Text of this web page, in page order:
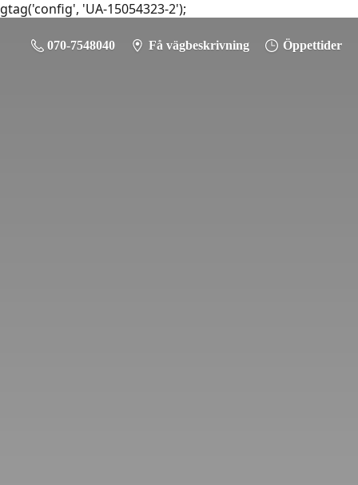
gtag('config', 'UA-15054323-2');
070-7548040 Få vägbeskrivning Öppettider